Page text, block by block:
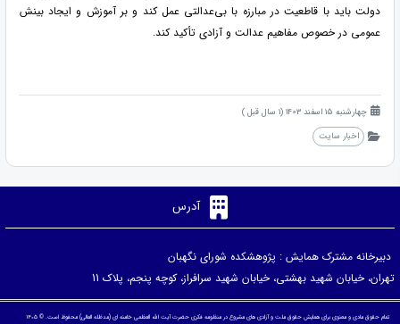
دولت باید با قاطعیت در مبارزه با بی‌عدالتی عمل کند و بر آموزش و ایجاد بینش
عمومی در خصوص مفاهیم عدالت و آزادی تأکید کند.
چهارشنبه 15 اسفند 1403 (1 سال قبل )
اخبار سایت
آدرس
دبیرخانه مشترک همایش : پژوهشکده شورای نگهبان
تهران، خیابان شهید بهشتی، خیابان شهید سرافراز، کوچه پنجم، پلاک 11
تمام حقوق مادی و معنوی برای همایش حقوق ملت و آزادی های مشروع در منظومه فکری حضرت آیت الله العظمی خامنه ای (مدظله العالی) محفوظ است. © ۱۴۰۵